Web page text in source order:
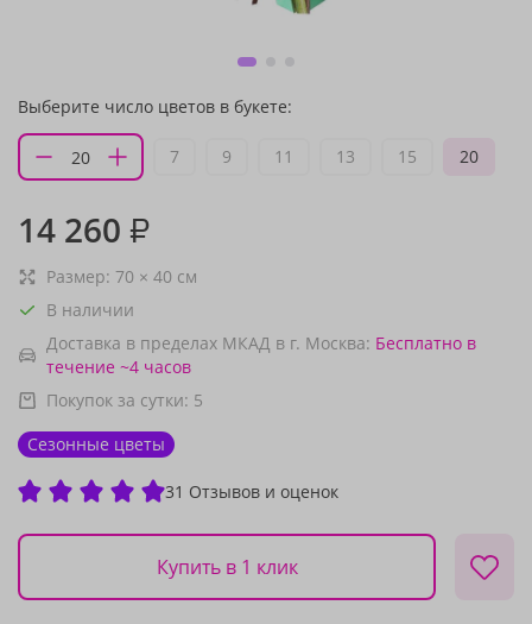
Выберите число цветов в букете:
7 9 11 13 15 20
14 260 ₽
Размер: 70 × 40 см
В наличии
Доставка в пределах МКАД в г. Москва: Бесплатно в
течение ~4 часов
Покупок за сутки: 5
Сезонные цветы
31 Отзывов и оценок
Купить в 1 клик